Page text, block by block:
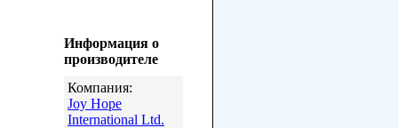
Информация о
производителе
Компания:
Joy Hope
International Ltd.